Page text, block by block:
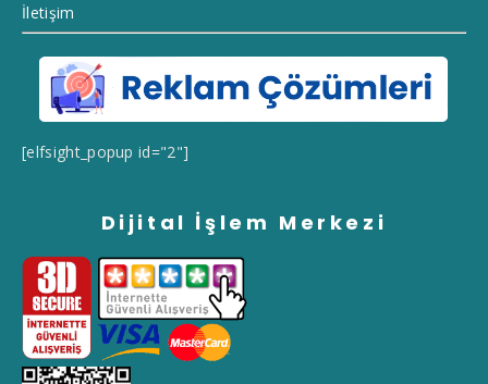
İletişim
[elfsight_popup id="2"]
Dijital İşlem Merkezi